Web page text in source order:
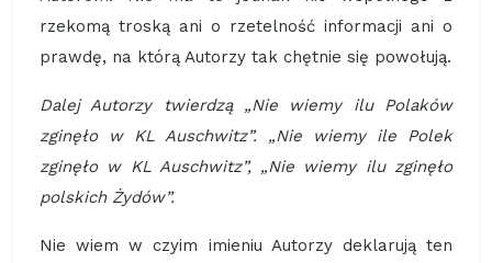
rzekomą troską ani o rzetelność informacji ani o
prawdę, na którą Autorzy tak chętnie się powołują.
Dalej Autorzy twierdzą „Nie wiemy ilu Polaków
zginęło w KL Auschwitz”. „Nie wiemy ile Polek
zginęło w KL Auschwitz”, „Nie wiemy ilu zginęło
polskich Żydów”.
Nie wiem w czyim imieniu Autorzy deklarują ten